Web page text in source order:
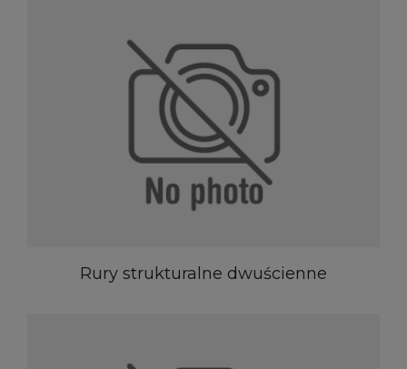
Rury strukturalne dwuścienne